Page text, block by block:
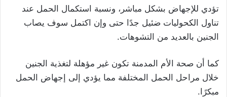
تؤدي للإجهاض بشكل مباشر، ونسبة استكمال الحمل عند
تناول الكحوليات ضئيل جدًا حتى وإن اكتمل سوف يصاب
الجنين بالعديد من التشوهات.
كما أن صحة الأم المدمنة تكون غير مؤهلة لتغذية الجنين
خلال مراحل الحمل المختلفة مما يؤدي إلى إجهاض الحمل
مبكرًا.